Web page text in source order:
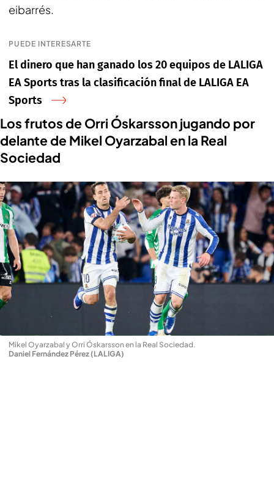
eibarrés.
PUEDE INTERESARTE
El dinero que han ganado los 20 equipos de LALIGA
EA Sports tras la clasificación final de LALIGA EA
Sports
Los frutos de Orri Óskarsson jugando por
delante de Mikel Oyarzabal en la Real
Sociedad
Mikel Oyarzabal y Orri Óskarsson en la Real Sociedad.
Daniel Fernández Pérez (LALIGA)